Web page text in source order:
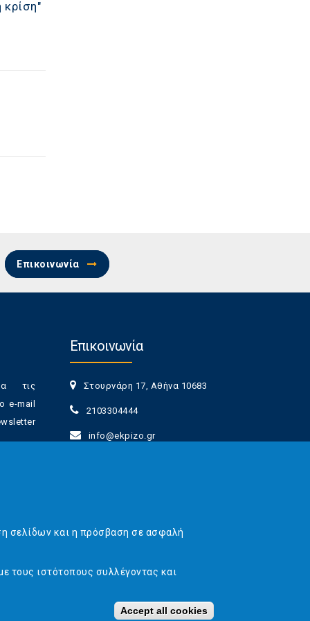
Επικοινωνία
τις
e-mail
πάσα
Επικοινωνία
Στουρνάρη 17, Αθήνα 10683
2103304444
info@ekpizo.gr
σελίδων και η πρόσβαση σε ασφαλή
τους ιστότοπους συλλέγοντας και
Accept all cookies